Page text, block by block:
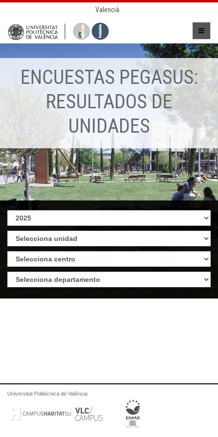
Valencià
ENCUESTAS PEGASUS:
RESULTADOS DE
UNIDADES
Universitat Politècnica de València